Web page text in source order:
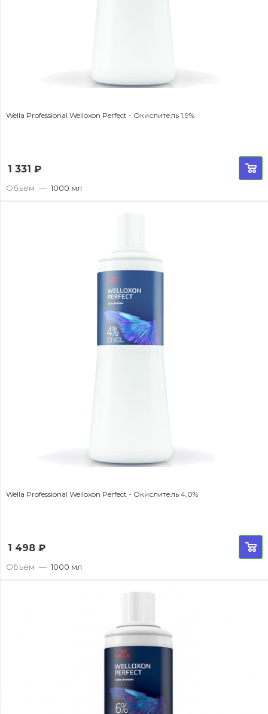
Wella Professional Welloxon Perfect - Окислитель 1,9%
1 331 ₽
Объем — 1000 мл
Wella Professional Welloxon Perfect - Окислитель 4,0%
1 498 ₽
Объем — 1000 мл